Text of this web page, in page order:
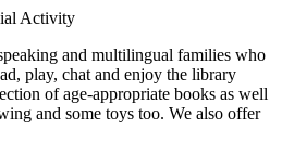
Activity
and multilingual families who
play, chat and enjoy the library
of age-appropriate books as well
and some toys too. We also offer